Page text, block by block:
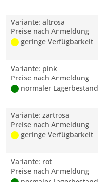
Variante: altrosa
Preise nach Anmeldung
geringe Verfügbarkeit
Variante: pink
Preise nach Anmeldung
normaler Lagerbestand
Variante: zartrosa
Preise nach Anmeldung
geringe Verfügbarkeit
Variante: rot
Preise nach Anmeldung